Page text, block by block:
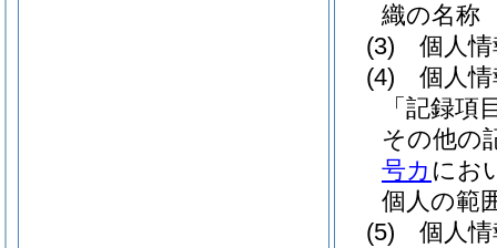
織の名称
(3)
個人
(4)
個人
「記録項
その他の
号カ にお
個人の範
(5)
個人